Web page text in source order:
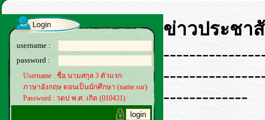
username :
password :
Username : ชื่อ.นามสกุล 3 ตัวแรก
ภาษาอังกฤษ ตอนเป็นนักศึกษา (name.sur)
Password : วดป พ.ศ. เกิด (010431)
ข่าวประชา
-------------